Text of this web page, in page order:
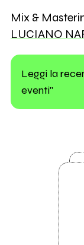
Mix &
LUCIANO
Leggi la
eventi"